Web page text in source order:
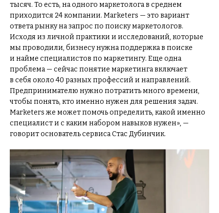
тысяч. То есть, на одного маркетолога в среднем
приходится 24 компании. Marketers — это вариант
ответа рынку на запрос по поиску маркетологов.
Исходя из личной практики и исследований, которые
мы проводили, бизнесу нужна поддержка в поиске
и найме специалистов по маркетингу. Еще одна
проблема — сейчас понятие маркетинга включает
в себя около 40 разных профессий и направлений.
Предпринимателю нужно потратить много времени,
чтобы понять, кто именно нужен для решения задач.
Marketers же может помочь определить, какой именно
специалист и с каким набором навыков нужен», —
говорит основатель сервиса Стас Дубинчик.